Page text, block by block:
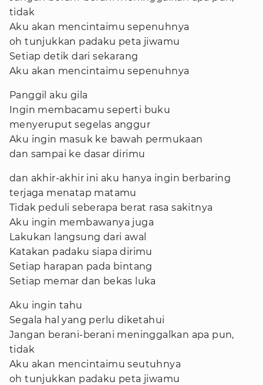
tidak
Aku akan mencintaimu sepenuhnya
oh tunjukkan padaku peta jiwamu
Setiap detik dari sekarang
Aku akan mencintaimu sepenuhnya
Panggil aku gila
Ingin membacamu seperti buku
menyeruput segelas anggur
Aku ingin masuk ke bawah permukaan
dan sampai ke dasar dirimu
dan akhir-akhir ini aku hanya ingin berbaring
terjaga menatap matamu
Tidak peduli seberapa berat rasa sakitnya
Aku ingin membawanya juga
Lakukan langsung dari awal
Katakan padaku siapa dirimu
Setiap harapan pada bintang
Setiap memar dan bekas luka
Aku ingin tahu
Segala hal yang perlu diketahui
Jangan berani-berani meninggalkan apa pun,
tidak
Aku akan mencintaimu seutuhnya
oh tunjukkan padaku peta jiwamu